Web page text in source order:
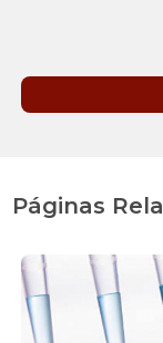
Páginas